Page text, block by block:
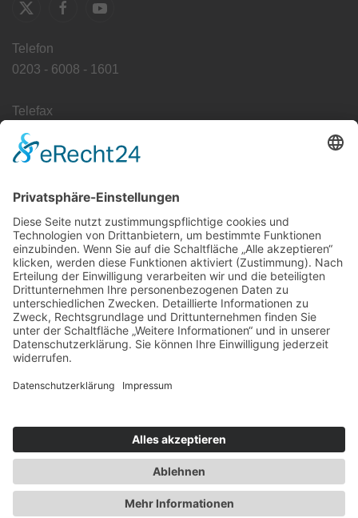
Telefon
0203 - 6008 - 1601
Telefax
0203 - 6008 - 1649
info@pathologie-duisburg.de
Erreichbarkeit:
Mo - Fr (außer an Feiertagen)
8:00 - 17:00 Uhr
Heiligabend & Silvester geschlossen
Impressum